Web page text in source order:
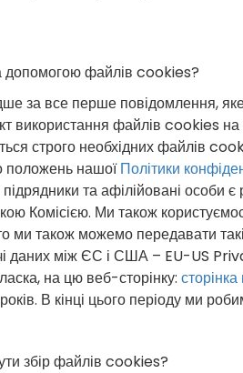
допомогою файлів cookies?
за все перше повідомлення,
використання файлів cookies
строго необхідних файлів
положень нашоїПолітики
та афілійовані
Комісією. Ми також
ми також можемо передавати
даних між ЄС і США – EU-US
на цю веб-сторінку:
В кінці цього періоду ми
збір файлів cookies?